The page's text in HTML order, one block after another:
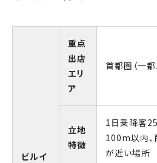
ビルイ
重点
出店
エリ
ア
首都圏（一都
立地
特徴
1日乗降客
100m以内、
が近い場所